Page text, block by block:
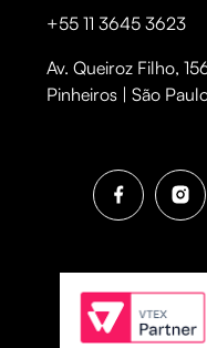
+55 11 3645 3623
Av. Queiroz Filho,
Pinheiros | São